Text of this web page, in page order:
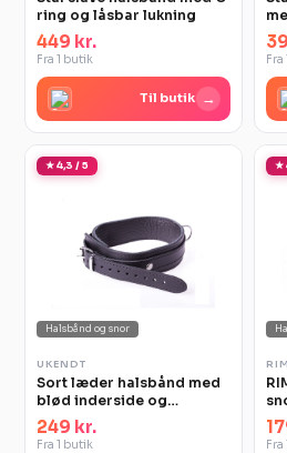
ring og låsbar lukning
449 kr.
Fra 1 butik
Til butik →
Fra
★ 4,3 / 5
Halsbånd og snor
UKENDT
Sort læder halsbånd med
blød inderside og
justerbar pasform
249 kr.
Fra 1 butik
★
Fra